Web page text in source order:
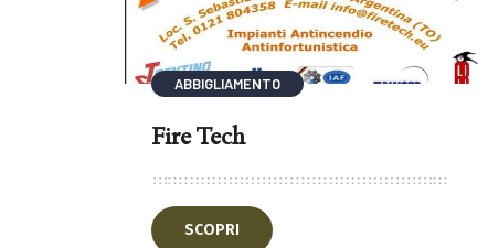
ABBIGLIAMENTO
Fire Tech
SCOPRI